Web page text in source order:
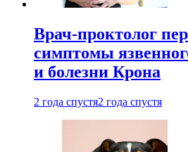
Врач-проктолог
симптомы
и болезни Крона
2 года спустя2 года спустя